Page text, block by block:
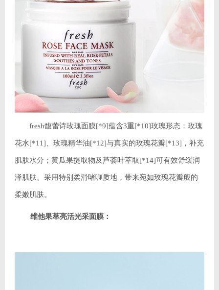
fresh馥蕾诗玫瑰面膜[*9]蕴含3重[*10]玫瑰形态：玫瑰
花水[*11]、玫瑰精华油[*12]与真实的玫瑰花瓣[*13]，补充
肌肤水分；黄瓜果提取物及芦荟叶萃取[*14]可有效舒缓润
泽肌肤。采用特别柔滑啫喱质地，带来宛如玫瑰花瓣般的
柔嫩肌肤。
维他果萃亮活光采面膜：